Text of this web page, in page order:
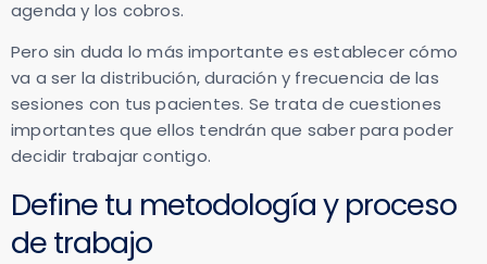
agenda y los cobros.
Pero sin duda lo más importante es establecer cómo
va a ser la distribución, duración y frecuencia de las
sesiones con tus pacientes. Se trata de cuestiones
importantes que ellos tendrán que saber para poder
decidir trabajar contigo.
Define tu metodología y proceso
de trabajo